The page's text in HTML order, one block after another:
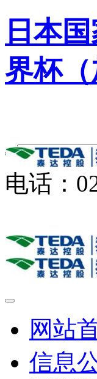
日本
界杯（
电话：
网站
信息